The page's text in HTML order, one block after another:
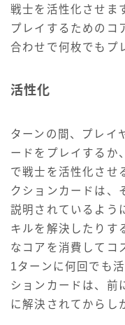
戦士を活性化させま
プレイするためのコ
合わせで何枚でもプ
活性化
ターンの間、プレイ
ードをプレイするか
で戦士を活性化させ
クションカードは、
説明されているよう
キルを解決したりす
なコアを消費してコ
1ターンに何回でも
ションカードは、前
に解決されてからし